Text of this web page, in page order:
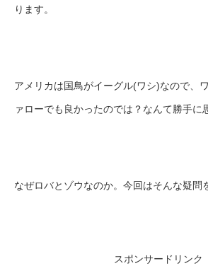
ります。
アメリカは国鳥がイーグル(ワシ)なので、
ァローでも良かったのでは？なんて勝手に
なぜロバとゾウなのか。今回はそんな疑問
スポンサードリンク